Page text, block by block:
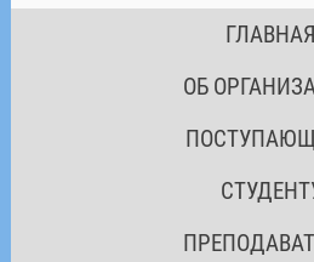
ГЛАВНАЯ
ОБ